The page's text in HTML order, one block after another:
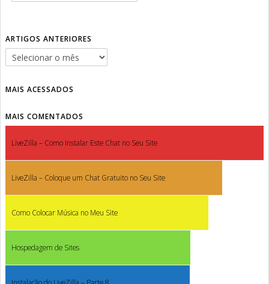
ARTIGOS ANTERIORES
MAIS ACESSADOS
MAIS COMENTADOS
LiveZilla – Como Instalar Este Chat no Seu Site
LiveZilla – Coloque um Chat Gratuito no Seu Site
Como Colocar Música no Meu Site
Hospedagem de Sites
Instalação do LiveZilla – Parte 8